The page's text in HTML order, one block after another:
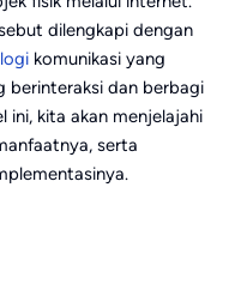
dilengkapi dengan
komunikasi yang
berinteraksi dan berbagi
ini, kita akan menjelajahi
serta